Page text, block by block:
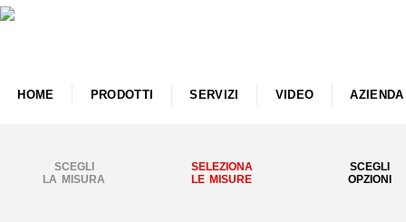
HOME PRODOTTI SERVIZI VIDEO AZIENDA
SCEGLI
LA MISURA
SELEZIONA
LE MISURE
SCEGLI
OPZIONI